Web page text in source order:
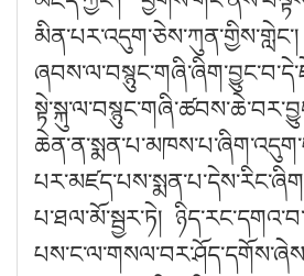
པ་ཐལ་མོ་སྦྱར་ཏེ།